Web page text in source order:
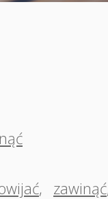
, zawinąć,